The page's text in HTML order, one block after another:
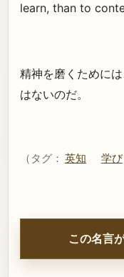
learn, than to
精神を磨くために
はないのだ。
（タグ： 英知 学び
この名言